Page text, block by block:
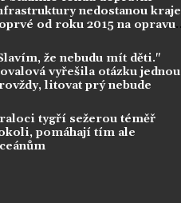
nedostanou kraje
od roku 2015 na opravu
že nebudu mít děti."
vyřešila otázku jednou
litovat prý nebude
tygří sežerou téměř
pomáhají tím ale